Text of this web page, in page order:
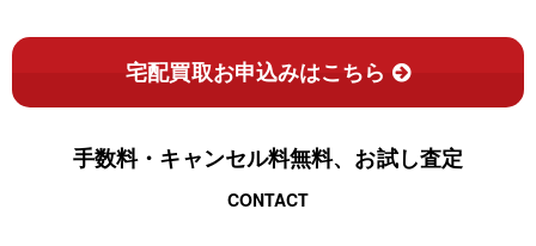
宅配買取お申込みはこちら
手数料・キャンセル料無料、お試し査定
CONTACT